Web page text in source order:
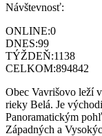
Návštevnosť:
ONLINE:0
DNES:99
TÝŽDEŇ:1138
CELKOM:894842
Obec Vavrišovo leží
rieky Belá. Je
Panoramatickým
Západných a